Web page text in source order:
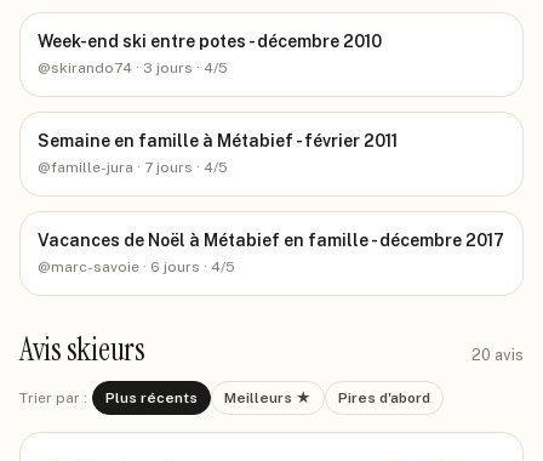
Week-end ski entre potes - décembre 2010
@skirando74 · 3 jours · 4/5
Semaine en famille à Métabief - février 2011
@famille-jura · 7 jours · 4/5
Vacances de Noël à Métabief en famille - décembre 2017
@marc-savoie · 6 jours · 4/5
Avis skieurs 20 avis
Trier par : Plus récents Meilleurs ★ Pires d'abord